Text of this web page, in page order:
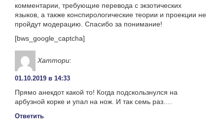
комментарии, требующие перевода с экзотических
языков, а также конспирологические теории и проекции не
пройдут модерацию. Спасибо за понимание!
[bws_google_captcha]
Хаттори:
01.10.2019 в 14:33
Прямо анекдот какой то! Когда подскользнулся на
арбузной корке и упал на нож. И так семь раз….
Ответить